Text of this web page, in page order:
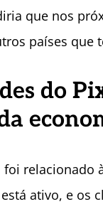
que nos
países
do
relacionado
ativo, e